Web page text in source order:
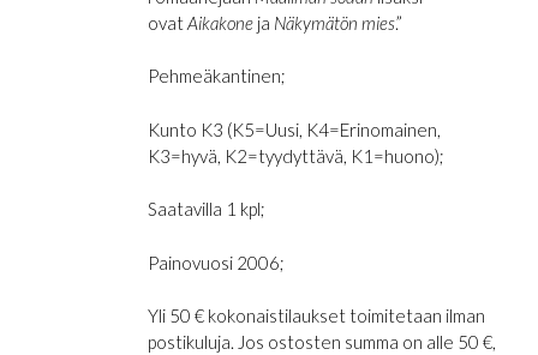
ovatAikakoneja Näkymätön mies.”
Pehmeäkantinen;
Kunto K3 (K5=Uusi, K4=Erinomainen,
K3=hyvä, K2=tyydyttävä, K1=huono);
Saatavilla 1 kpl;
Painovuosi 2006;
Yli 50 € kokonaistilaukset toimitetaan ilman
postikuluja. Jos ostosten summa on alle 50 €,